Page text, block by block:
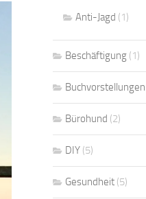
Anti-Jagd (1)
Beschäftigung (1)
Buchvorstellungen
Bürohund (2)
DIY (5)
Gesundheit (5)